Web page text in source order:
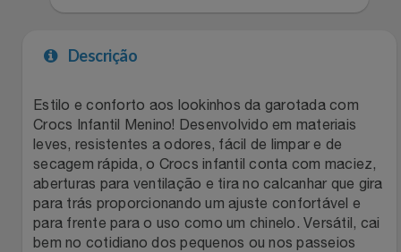
Ferramentas
Filmes
Informática
Jbl
Lity
Loccitane Au Bresil
Natura
Netshoes
Pet Love Saúde
Descrição
Estilo e conforto aos lookinhos da garotada com
Crocs Infantil Menino! Desenvolvido em materiais
leves, resistentes a odores, fácil de limpar e de
secagem rápida, o Crocs infantil conta com maciez,
aberturas para ventilação e tira no calcanhar que gira
para trás proporcionando um ajuste confortável e
para frente para o uso como um chinelo. Versátil, cai
bem no cotidiano dos pequenos ou nos passeios